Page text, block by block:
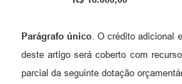
Parágrafo único. O crédito adicional
deste artigo será coberto com
parcial da seguinte dotação